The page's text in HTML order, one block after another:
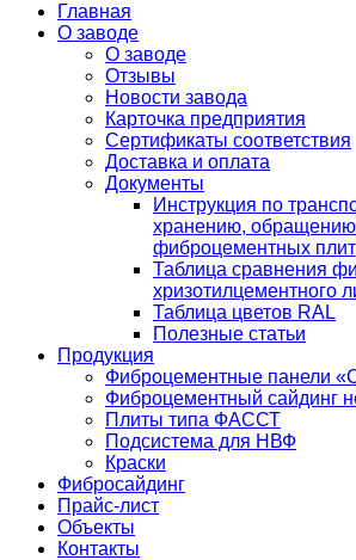
Главная
О заводе
О заводе
Отзывы
Новости завода
Карточка предприятия
Сертификаты соответствия
Доставка и оплата
Документы
Инструкция по
хранению,
фиброцементных плит
Таблица сравнения
хризотилцементного
Таблица цветов RAL
Полезные статьи
Продукция
Фиброцементные панели
Фиброцементный сайдинг
Плиты типа ФАССТ
Подсистема для НВФ
Краски
Фибросайдинг
Прайс-лист
Объекты
Контакты